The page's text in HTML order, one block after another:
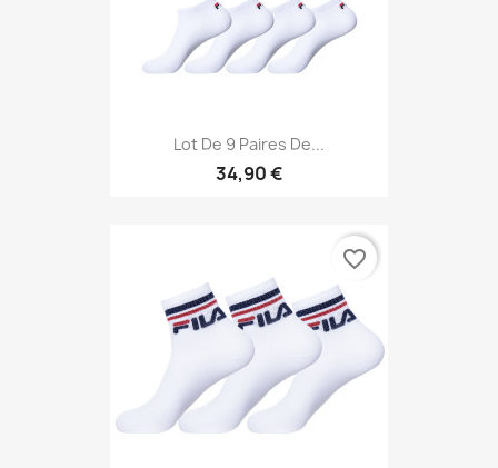
Lot De 9 Paires De...
34,90 €
favorite_border